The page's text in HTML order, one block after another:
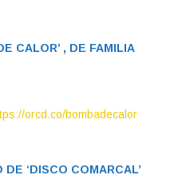
CALOR’ , DE FAMILIA
orcd.co/bombadecalor
‘DISCO COMARCAL’